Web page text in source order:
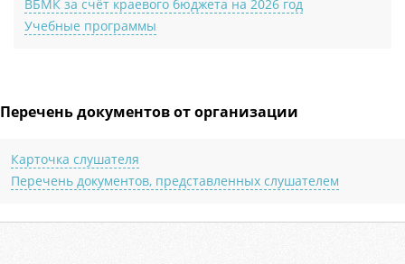
ВБМК за счёт краевого бюджета на 2026 год
Учебные программы
Перечень документов от организации
Карточка слушателя
Перечень документов, представленных слушателем